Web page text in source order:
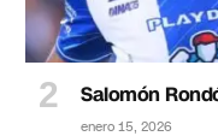
Salomón
enero 15, 2026